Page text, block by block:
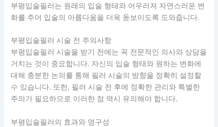
부평입술필러는 원래의 입술 형태와 어우러져 자연스러운 변
화를 주어 입술의 아름다움을 더욱 돋보이도록 도와줍니다.
부평입술필러 시술 전 주의사항
부평입술필러 시술을 받기 전에는 꼭 전문적인 의사와 상담을
거치는 것이 중요합니다. 자신의 입술 형태와 원하는 변화에
대해 충분한 논의를 통해 필러 시술의 방향을 정확히 설정할
수 있습니다. 또한, 필러 시술 전 후에 정확한 관리와 특별한
주의가 필요하므로 이러한 점 역시 유의해야 합니다.
부평입술필러의 효과와 영구성